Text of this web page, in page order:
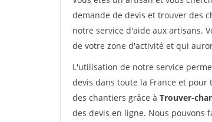
demande de devis et trouver des
notre service d'aide aux artisans.
de votre zone d'activité et qui
L'utilisation de notre service
devis dans toute la France et
des chantiers grâce à Trouver-
des devis en ligne. Nous pouvons